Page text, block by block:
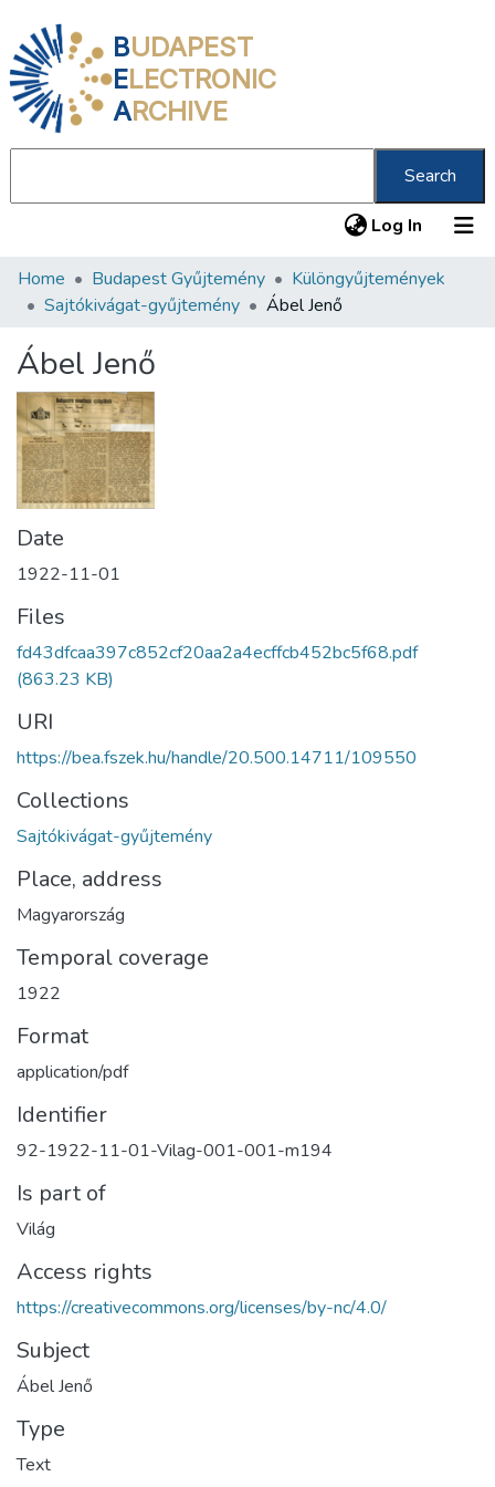
BUDAPEST
ELECTRONIC
ARCHIVE
Search
Log In (current)
Communities & Collections
Statistics
About us
Home Budapest Gyűjtemény
Különgyűjtemények
Sajtókivágat-gyűjtemény
Ábel Jenő
Ábel Jenő
Date
1922-11-01
Files
fd43dfcaa397c852cf20aa2a4ecffcb452bc5f68.pdf
(863.23 KB)
URI
https://bea.fszek.hu/handle/20.500.14711/109550
Collections
Sajtókivágat-gyűjtemény
Place, address
Magyarország
Temporal coverage
1922
Format
application/pdf
Identifier
92-1922-11-01-Vilag-001-001-m194
Is part of
Világ
Access rights
https://creativecommons.org/licenses/by-nc/4.0/
Subject
Ábel Jenő
Type
Text